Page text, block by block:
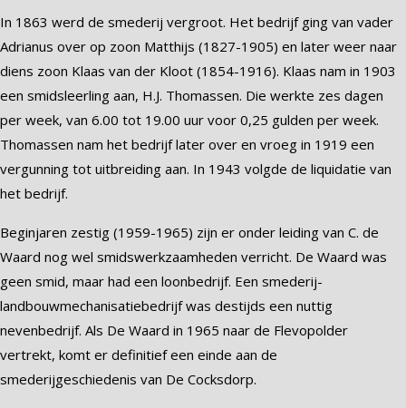
In 1863 werd de smederij vergroot. Het bedrijf ging van vader
Adrianus over op zoon Matthijs (1827-1905) en later weer naar
diens zoon Klaas van der Kloot (1854-1916). Klaas nam in 1903
een smidsleerling aan, H.J. Thomassen. Die werkte zes dagen
per week, van 6.00 tot 19.00 uur voor 0,25 gulden per week.
Thomassen nam het bedrijf later over en vroeg in 1919 een
vergunning tot uitbreiding aan. In 1943 volgde de liquidatie van
het bedrijf.
Beginjaren zestig (1959-1965) zijn er onder leiding van C. de
Waard nog wel smidswerkzaamheden verricht. De Waard was
geen smid, maar had een loonbedrijf. Een smederij-
landbouwmechanisatiebedrijf was destijds een nuttig
nevenbedrijf. Als De Waard in 1965 naar de Flevopolder
vertrekt, komt er definitief een einde aan de
smederijgeschiedenis van De Cocksdorp.